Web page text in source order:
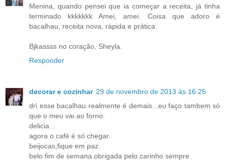
Menina, quando pensei que ia começar a receita, já tinha
terminado kkkkkkk Amei, amei. Coisa que adoro é
bacalhau, receita nova, rápida e prática.
Bjkassss no coração, Sheyla.
Responder
decorar e cozinhar 29 de novembro de 2013 às 16:25
dri esse bacalhau realmente é demais...eu faço tambem só
que o meu vai ao forno.
delicia...
agora o café é só chegar.
beijocas,fique em paz.
belo fim de semana.obrigada pelo carinho sempre.